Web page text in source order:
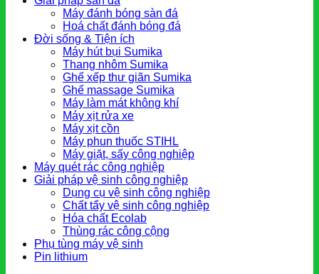
Máy đánh bóng sàn đá
Hoá chất đánh bóng đá
Đời sống & Tiện ích
Máy hút bụi Sumika
Thang nhôm Sumika
Ghế xếp thư giãn Sumika
Ghế massage Sumika
Máy làm mát không khí
Máy xịt rửa xe
Máy xịt cồn
Máy phun thuốc STIHL
Máy giặt, sấy công nghiệp
Máy quét rác công nghiệp
Giải pháp vệ sinh công nghiệp
Dụng cụ vệ sinh công nghiệp
Chất tẩy vệ sinh công nghiệp
Hóa chất Ecolab
Thùng rác công cộng
Phụ tùng máy vệ sinh
Pin lithium